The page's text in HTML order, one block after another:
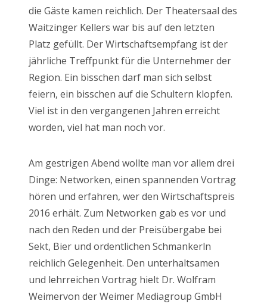
die Gäste kamen reichlich. Der Theatersaal des
Waitzinger Kellers war bis auf den letzten
Platz gefüllt. Der Wirtschaftsempfang ist der
jährliche Treffpunkt für die Unternehmer der
Region. Ein bisschen darf man sich selbst
feiern, ein bisschen auf die Schultern klopfen.
Viel ist in den vergangenen Jahren erreicht
worden, viel hat man noch vor.
Am gestrigen Abend wollte man vor allem drei
Dinge: Networken, einen spannenden Vortrag
hören und erfahren, wer den Wirtschaftspreis
2016 erhält. Zum Networken gab es vor und
nach den Reden und der Preisübergabe bei
Sekt, Bier und ordentlichen Schmankerln
reichlich Gelegenheit. Den unterhaltsamen
und lehrreichen Vortrag hielt Dr. Wolfram
Weimervon der Weimer Mediagroup GmbH